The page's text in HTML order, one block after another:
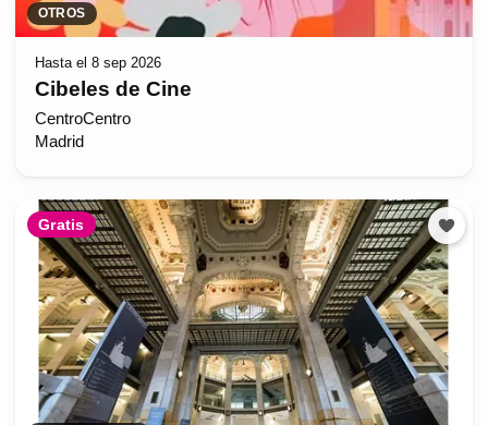
OTROS
Hasta el 8 sep 2026
Cibeles de Cine
CentroCentro
Madrid
Gratis